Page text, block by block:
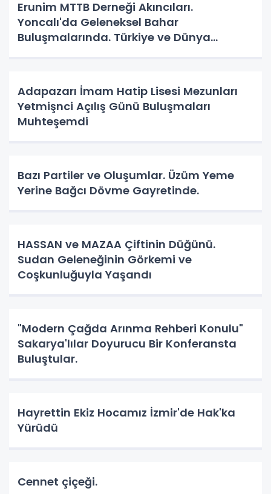
Erunim MTTB Derneği Akıncıları.
Yoncalı'da Geleneksel Bahar
Buluşmalarında. Türkiye ve Dünya
Adapazarı İmam Hatip Lisesi Mezunları
Yetmişnci Açılış Günü Buluşmaları
Muhteşemdi
Bazı Partiler ve Oluşumlar. Üzüm Yeme
Yerine Bağcı Dövme Gayretinde.
HASSAN ve MAZAA Çiftinin Düğünü.
Sudan Geleneğinin Görkemi ve
Coşkunluğuyla Yaşandı
"Modern Çağda Arınma Rehberi Konulu"
Sakarya'lılar Doyurucu Bir Konferansta
Buluştular.
Hayrettin Ekiz Hocamız İzmir'de Hak'ka
Yürüdü
Cennet çiçeği.